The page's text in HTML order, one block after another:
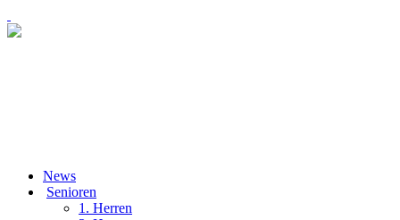
News
Senioren
1. Herren